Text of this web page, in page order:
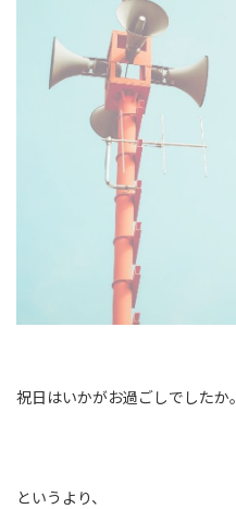
祝日はいかがお過ごしでしたか。
というより、